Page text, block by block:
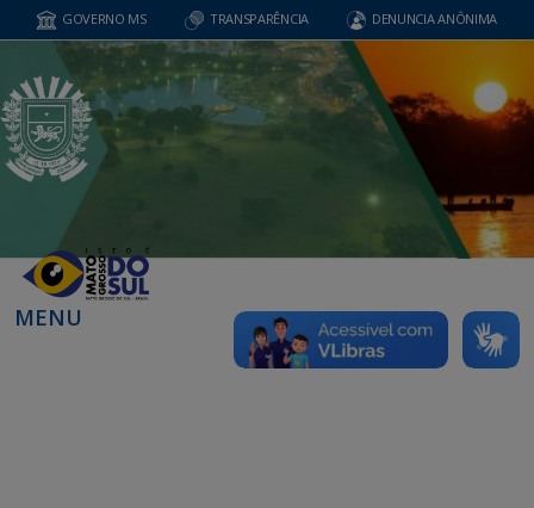
GOVERNO MS TRANSPARÊNCIA DENUNCIA ANÔNIMA
MENU